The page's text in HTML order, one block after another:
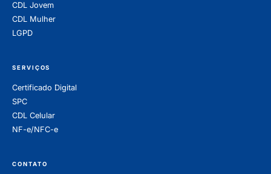
CDL Jovem
CDL Mulher
LGPD
SERVIÇOS
Certificado Digital
SPC
CDL Celular
NF-e/NFC-e
CONTATO